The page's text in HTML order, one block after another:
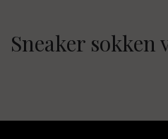
Sneaker sokken